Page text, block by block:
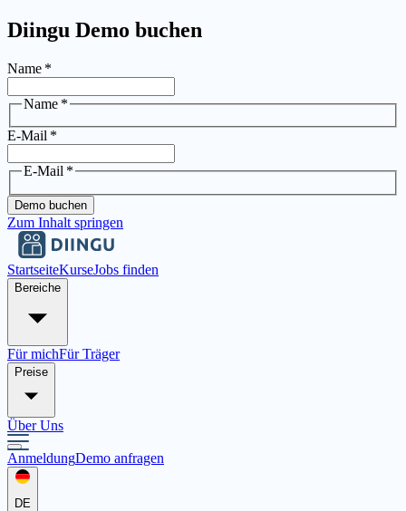
Diingu Demo buchen
Name *
Name *
E-Mail *
E-Mail *
Demo buchen
Zum Inhalt springen
StartseiteKurseJobs finden
Bereiche
Für michFür Träger
Preise
Über Uns
AnmeldungDemo anfragen
DE